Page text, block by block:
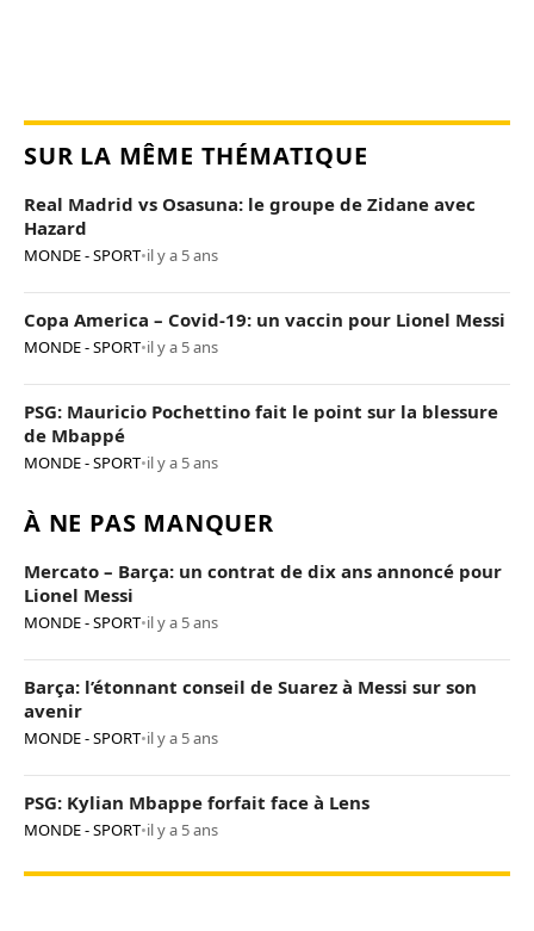
SUR LA MÊME THÉMATIQUE
Real Madrid vs Osasuna: le groupe de Zidane avec
Hazard
MONDE - SPORT•il y a 5 ans
Copa America – Covid-19: un vaccin pour Lionel Messi
MONDE - SPORT•il y a 5 ans
PSG: Mauricio Pochettino fait le point sur la blessure
de Mbappé
MONDE - SPORT•il y a 5 ans
À NE PAS MANQUER
Mercato – Barça: un contrat de dix ans annoncé pour
Lionel Messi
MONDE - SPORT•il y a 5 ans
Barça: l’étonnant conseil de Suarez à Messi sur son
avenir
MONDE - SPORT•il y a 5 ans
PSG: Kylian Mbappe forfait face à Lens
MONDE - SPORT•il y a 5 ans